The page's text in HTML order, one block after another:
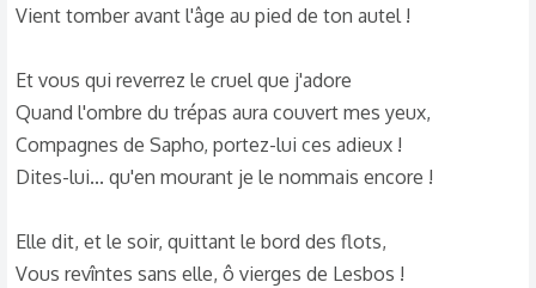
Vient tomber avant l'âge au pied de ton autel !
Et vous qui reverrez le cruel que j'adore
Quand l'ombre du trépas aura couvert mes yeux,
Compagnes de Sapho, portez-lui ces adieux !
Dites-lui... qu'en mourant je le nommais encore !
Elle dit, et le soir, quittant le bord des flots,
Vous revîntes sans elle, ô vierges de Lesbos !